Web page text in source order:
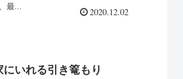
最...
2020.12.02
いれる引き篭もり